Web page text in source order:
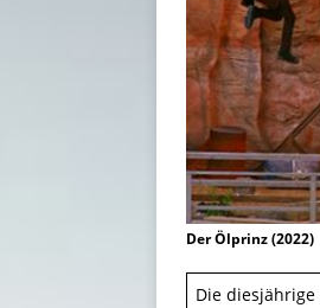
Der Ölprinz (2022)
Die